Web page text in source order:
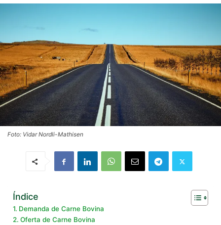
Foto: Vidar Nordli-Mathisen
Índice
Demanda de Carne Bovina
Oferta de Carne Bovina